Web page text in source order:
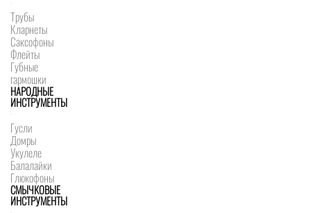
Трубы
Кларнеты
Саксофоны
Флейты
Губные
гармошки
НАРОДНЫЕ
ИНСТРУМЕНТЫ
Гусли
Домры
Укулеле
Балалайки
Глюкофоны
СМЫЧКОВЫЕ
ИНСТРУМЕНТЫ